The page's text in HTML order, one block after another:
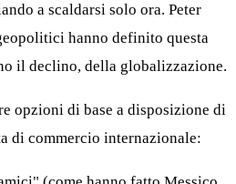
a scaldarsi solo ora. Peter
hanno definito questa
il declino, della globalizzazione.
opzioni di base a disposizione di
di commercio internazionale: